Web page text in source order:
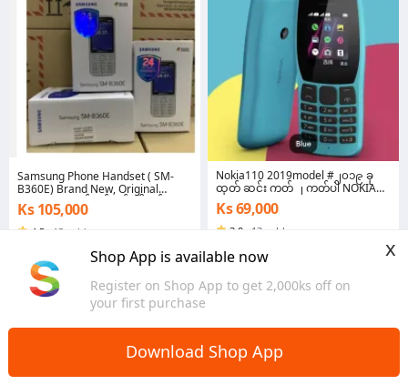
Shop App is available now
Register on Shop App to get 2,000ks off on
your first purchase
x
Download Shop App
Samsung Phone Handset ( SM-
B360E) Brand New, Original
Packing အသစ်စက်စက်, ပါကင်
ဘောက် GSM Phone/ Camera 3Mp
# 2015 Model ( Samsung )
Ks 105,000
4.5
13 sold
Nokia110 2019model #၂၀၁၉ ခု
ထုတ် ဆင်း ကတ် ၂ ကတ်ပါ NOKIA
Model
Ks 69,000
3.0
13 sold